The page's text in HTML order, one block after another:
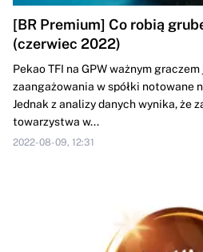
[BR Premium] Co robią
(czerwiec 2022)
Pekao TFI na GPW ważnym
zaangażowania w spółki notowane
Jednak z analizy danych wynika, że
towarzystwa w...
2022-08-09, 12:31